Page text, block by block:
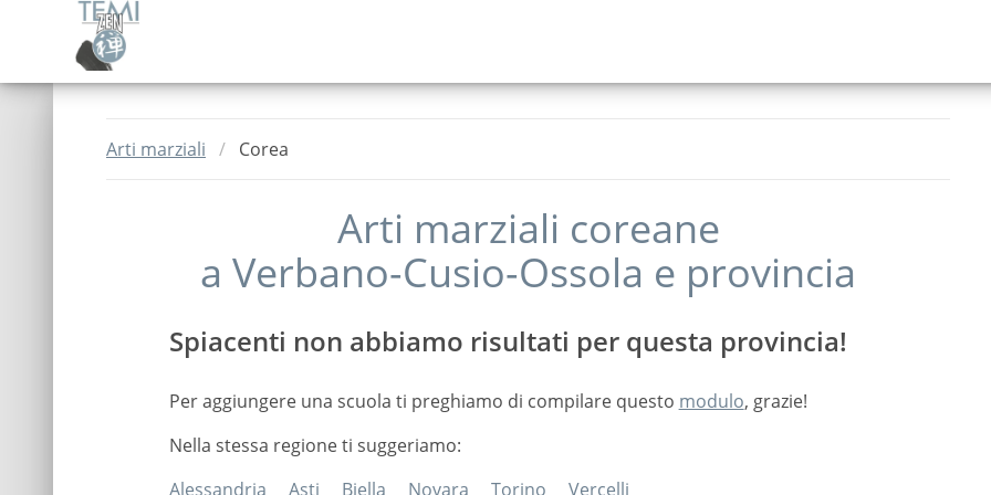
Arti marziali Corea
Arti marziali coreane
aVerbano-Cusio-Ossola e provincia
Spiacenti non abbiamo risultati per questa provincia!
Per aggiungere una scuola ti preghiamo di compilare questo modulo, grazie!
Nella stessa regione ti suggeriamo:
Alessandria
Asti Biella Novara Torino Vercelli